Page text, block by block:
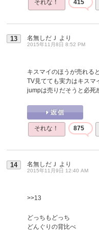
それな！ 415
13 名無しだＪ より
2015年11月8日 8:52 PM
キスマイのほうが売れる
TV見てても実力はキスマ
jumpは売りだそうと必
それな！ 875
14 名無しだＪ より
2015年11月9日 12:40 AM
>>13
どっちもどっち
どんぐりの背比べ